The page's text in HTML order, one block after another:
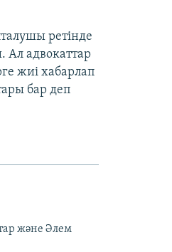
ретінде
адвокаттар
жиі хабарлап
бар деп
және Әлем